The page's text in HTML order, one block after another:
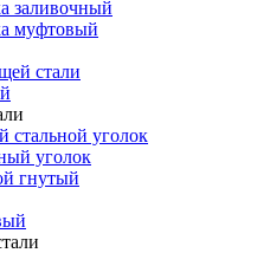
заливочный
муфтовый
стали
стальной уголок
уголок
гнутый